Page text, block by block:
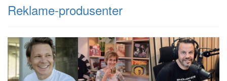
Reklame-produsenter